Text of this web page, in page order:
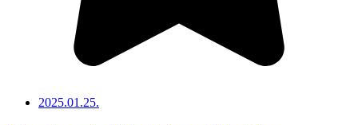
2025.01.25.